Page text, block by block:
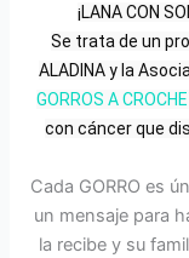
¡LANA CON
Se trata de un
GORROS A
con cáncer que
Cada GORRO es
un mensaje para
la recibe y su